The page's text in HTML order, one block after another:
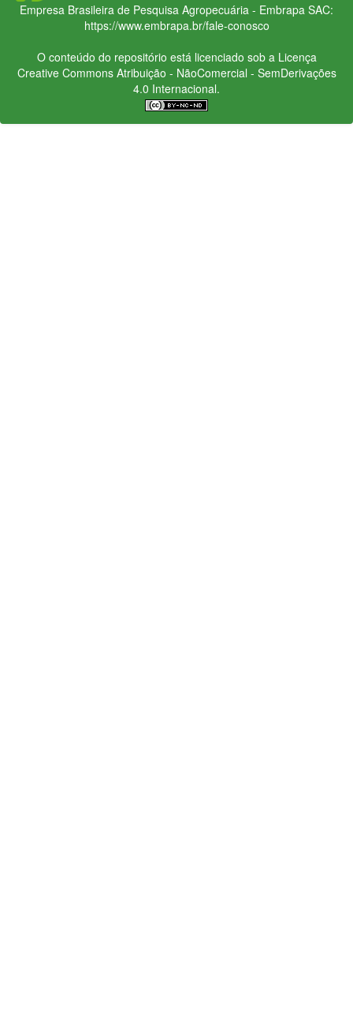
Empresa Brasileira de Pesquisa Agropecuária - Embrapa SAC:
https://www.embrapa.br/fale-conosco
O conteúdo do repositório está licenciado sob a Licença
Creative CommonsAtribuição - NãoComercial - SemDerivações
4.0 Internacional.